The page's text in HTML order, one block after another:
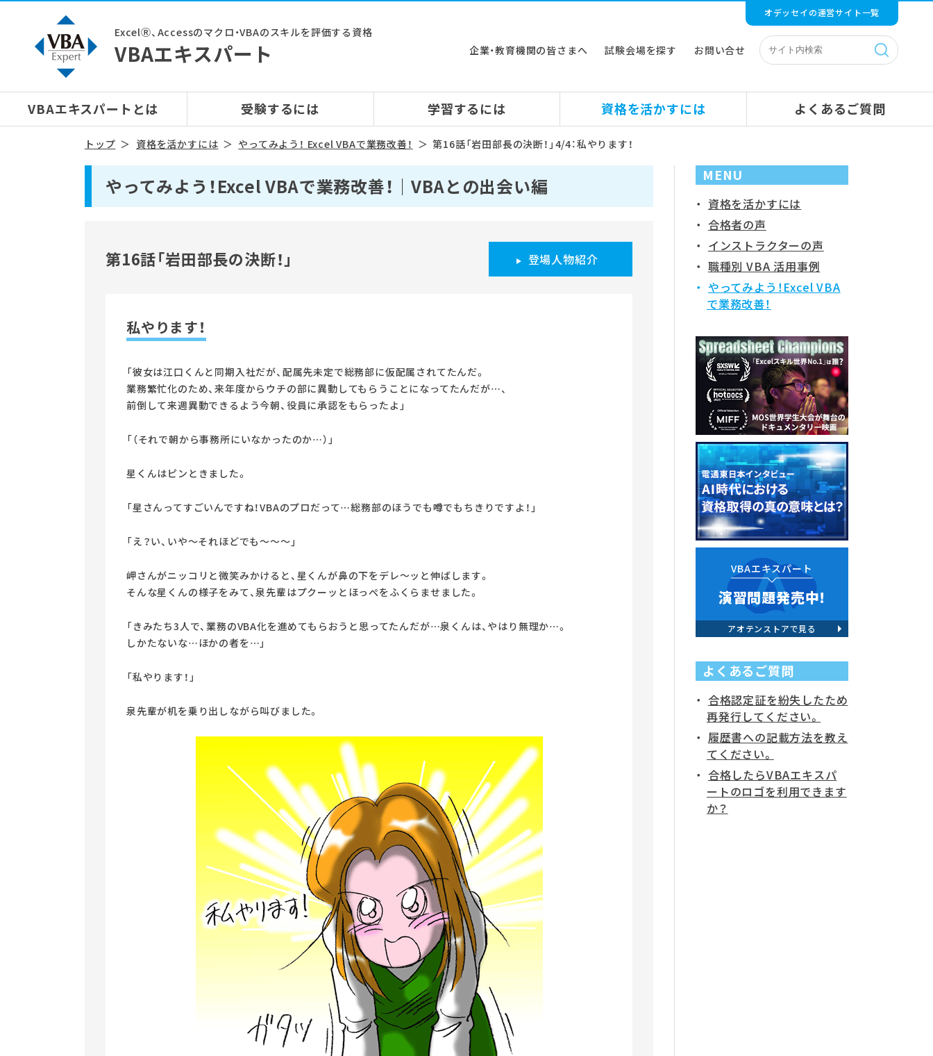
オデッセイの運営サイト一覧
ExcelⓇ、Accessのマクロ・VBAのスキルを評価する資格
VBAエキスパート 企業・教育機関の皆さまへ 試験会場を探す お問い合せ
VBAエキスパートとは 受験するには 学習するには 資格を活かすには よくあるご質問
トップ 資格を活かすには やってみよう！ Excel VBAで業務改善！ 第16話「岩田部長の決断！」4/4：私やります！
やってみよう！Excel VBAで業務改善！｜VBAとの出会い編
第16話「岩田部長の決断！」 登場人物紹介
私やります！
「彼女は江口くんと同期入社だが、配属先未定で総務部に仮配属されてたんだ。
業務繁忙化のため、来年度からウチの部に異動してもらうことになってたんだが…、
前倒して来週異動できるよう今朝、役員に承認をもらったよ」
「（それで朝から事務所にいなかったのか…）」
星くんはピンときました。
「星さんってすごいんですね！VBAのプロだって…総務部のほうでも噂でもちきりですよ！」
「え？い、いや～それほどでも～～～」
岬さんがニッコリと微笑みかけると、星くんが鼻の下をデレ～ッと伸ばします。
そんな星くんの様子をみて、泉先輩はプクーッとほっぺをふくらませました。
「きみたち3人で、業務のVBA化を進めてもらおうと思ってたんだが…泉くんは、やはり無理か…。
しかたないな…ほかの者を…」
「私やります！」
泉先輩が机を乗り出しながら叫びました。
MENU
資格を活かすには
合格者の声
インストラクターの声
職種別 VBA 活用事例
やってみよう！Excel VBA
で業務改善！
VBAエキスパート
演習問題発売中!
アオテンストアで見る
よくあるご質問
合格認定証を紛失したため
再発行してください。
履歴書への記載方法を教え
てください。
合格したらVBAエキスパ
ートのロゴを利用できます
か？